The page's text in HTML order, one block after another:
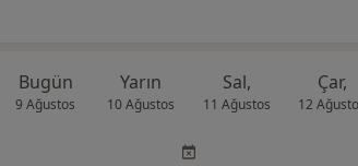
Bugün
9 Ağustos
Yarın
10 Ağustos
Sal,
11 Ağustos
Çar,
12